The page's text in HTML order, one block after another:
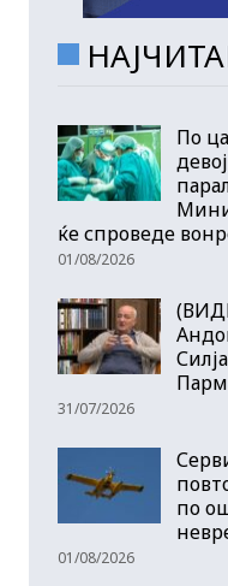
По
ќе спроведе
01/08/2026
31/07/2026
по
01/08/2026